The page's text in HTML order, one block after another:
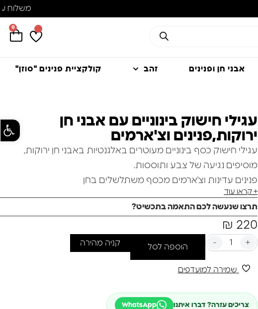
0
אבני חן ופנינים זהב קולקציית פנינים "סוזן"
עגילי חישוק בינוניים עם אבני חן
ירוקות,פנינים וצ'ארמים
עגילי חישוק כסף בינוניים מעוטרים באלגנטיות באבני חן ירוקות,
מוסיפים נגיעה של צבע ותוססות.
פנינים עדינות וצ'ארמים מכסף משתלשלים בחן
ומציעים מראה מתוחכם אך שובב.
+ קראו עוד
תרצו שנעשה לכם התאמה בתכשיט?
₪ 220
- +
הוספה לסל קניה מהירה
שמירה למועדפים
צריכים עזרה? דברו איתנו WhatsApp
פתח